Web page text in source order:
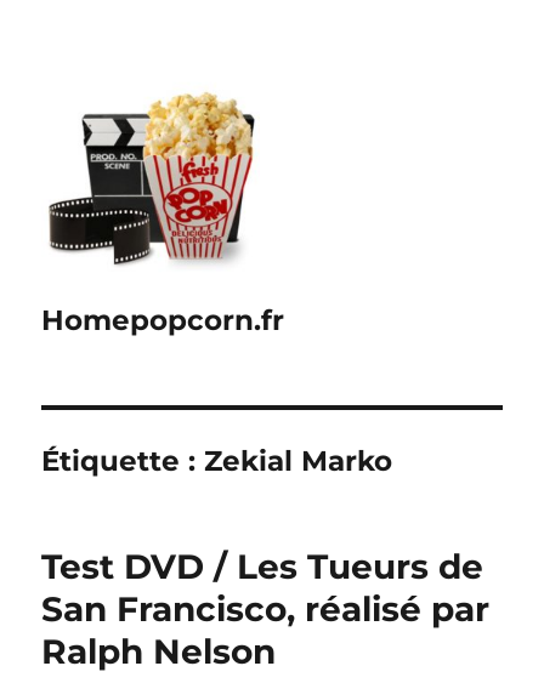
Homepopcorn.fr
Étiquette :Zekial Marko
Test DVD / Les Tueurs de
San Francisco, réalisé par
Ralph Nelson